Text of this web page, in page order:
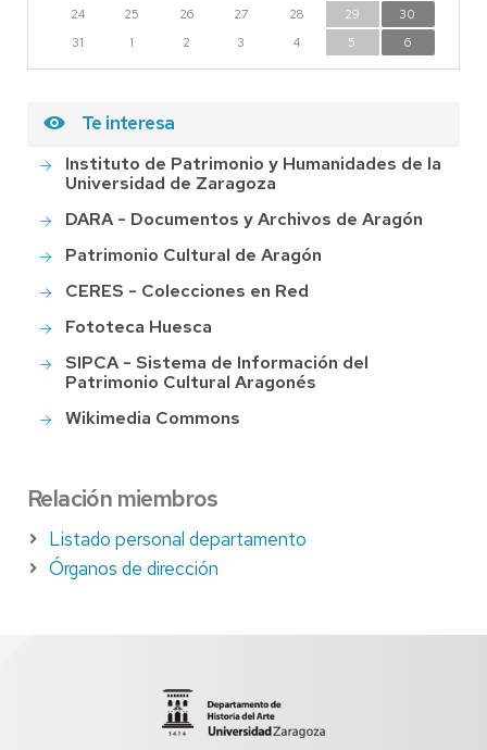
24
25 26 27 28 29
30
31
1 2 3 4 5 6
Te interesa
Instituto de Patrimonio y Humanidades de la
Universidad de Zaragoza
DARA - Documentos y Archivos de Aragón
Patrimonio Cultural de Aragón
CERES - Colecciones en Red
Fototeca Huesca
SIPCA - Sistema de Información del
Patrimonio Cultural Aragonés
Wikimedia Commons
Relación miembros
Listado personal departamento
Órganos de dirección